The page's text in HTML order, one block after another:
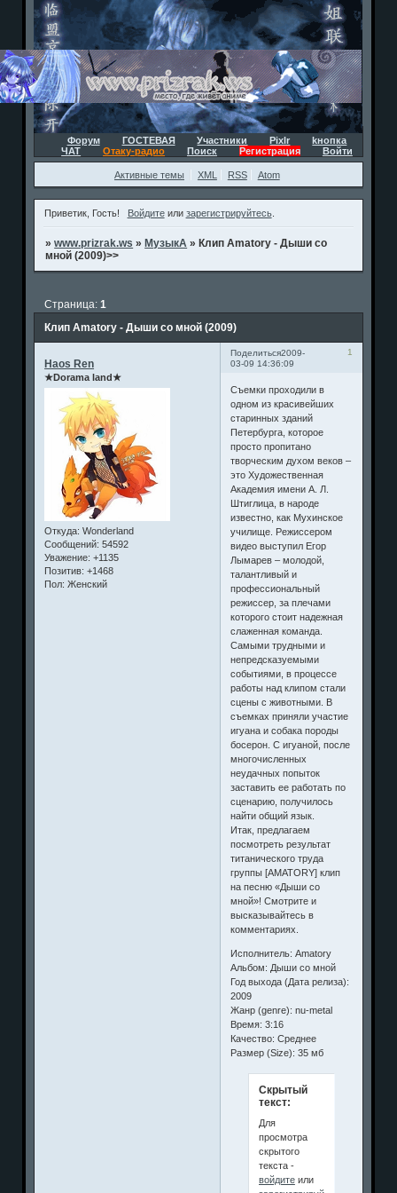
Форум ГОСТЕВАЯ Участники Pixlr
kнопка
ЧАТ
Отаку-радио Поиск Регистрация Войти
Активные темы XML RSS Atom
Приветик, Гость! Войдитеили зарегистрируйтесь.
»www.prizrak.ws » МузыкА » Клип Amatory - Дыши со
мной (2009)>>
Клип Amatory - Дыши со мной (2009)
Страница:1
Поделиться 1
2009-
03-09 14:36:09
Haos Ren
★Dorama land★
Откуда: Wonderland
Сообщений: 54592
Уважение: +1135
Позитив: +1468
Пол: Женский
Съемки проходили в
одном из красивейших
старинных зданий
Петербурга, которое
просто пропитано
творческим духом веков –
это Художественная
Академия имени А. Л.
Штиглица, в народе
известно, как Мухинское
училище. Режиссером
видео выступил Егор
Лымарев – молодой,
талантливый и
профессиональный
режиссер, за плечами
которого стоит надежная
слаженная команда.
Самыми трудными и
непредсказуемыми
событиями, в процессе
работы над клипом стали
сцены с животными. В
съемках приняли участие
игуана и собака породы
босерон. С игуаной, после
многочисленных
неудачных попыток
заставить ее работать по
сценарию, получилось
найти общий язык.
Итак, предлагаем
посмотреть результат
титанического труда
группы [AMATORY] клип
на песню «Дыши со
мной»! Смотрите и
высказывайтесь в
комментариях.
Исполнитель: Amatory
Альбом: Дыши со мной
Год выхода (Дата релиза):
2009
Жанр (genre): nu-metal
Время: 3:16
Качество: Среднее
Размер (Size): 35 мб
Скрытый
текст:
Для
просмотра
скрытого
текста -
войдитеили